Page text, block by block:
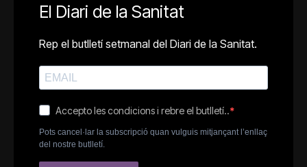
El Diari de la Sanitat
Rep el butlletí setmanal del Diari de la Sanitat.
Accepto les condicions i rebre el butlletí..
Pots cancel·lar la subscripció quan vulguis mitjançant l’enllaç
del nostre butlletí.